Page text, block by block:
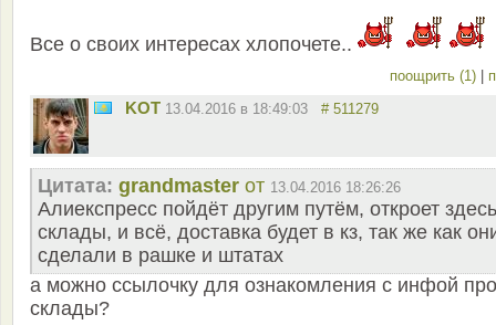
Все о своих интересах хлопочете..
поощрить (1)
KOT 13.04.2016 в 18:49:03 # 511279
Цитата: grandmaster от 13.04.2016 18:26:26
Алиекспресс пойдёт другим путём, откроет здесь
склады, и всё, доставка будет в кз, так же как
сделали в рашке и штатах
а можно ссылочку для ознакомления с инфой про
склады?